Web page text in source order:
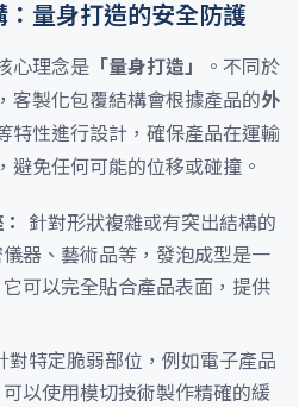
量身打造的安全防護
心理念是 「量身打造」
。不同於
客製化包覆結構會根據產品的外
特性進行設計，確保產品在運輸
避免任何可能的位移或碰撞。
針對形狀複雜或有突出結構的
器、藝術品等，發泡成型是一
可以完全貼合產品表面，提供
對特定脆弱部位，例如電子產品
以使用模切技術製作精確的緩